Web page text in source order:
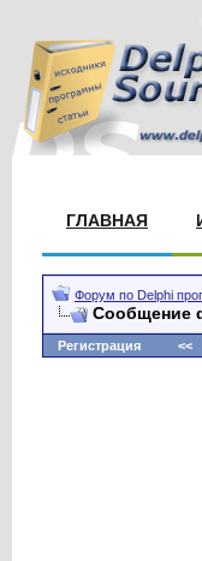
ГЛАВНАЯ
Форум по Delphi
Сообщение
Регистрация